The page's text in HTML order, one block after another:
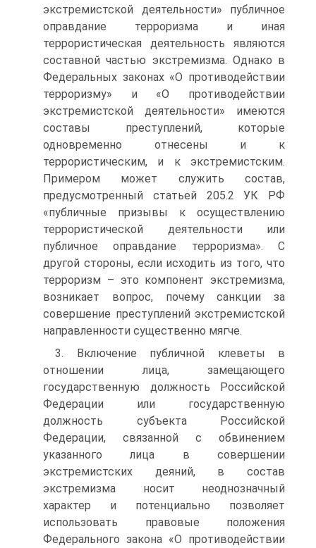
экстремистской деятельности» публичное
оправдание терроризма и иная
террористическая деятельность являются
составной частью экстремизма. Однако в
Федеральных законах «О противодействии
терроризму» и «О противодействии
экстремистской деятельности» имеются
составы преступлений, которые
одновременно отнесены и к
террористическим, и к экстремистским.
Примером может служить состав,
предусмотренный статьей 205.2 УК РФ
«публичные призывы к осуществлению
террористической деятельности или
публичное оправдание терроризма». С
другой стороны, если исходить из того, что
терроризм – это компонент экстремизма,
возникает вопрос, почему санкции за
совершение преступлений экстремистской
направленности существенно мягче.
3. Включение публичной клеветы в
отношении лица, замещающего
государственную должность Российской
Федерации или государственную
должность субъекта Российской
Федерации, связанной с обвинением
указанного лица в совершении
экстремистских деяний, в состав
экстремизма носит неоднозначный
характер и потенциально позволяет
использовать правовые положения
Федерального закона «О противодействии